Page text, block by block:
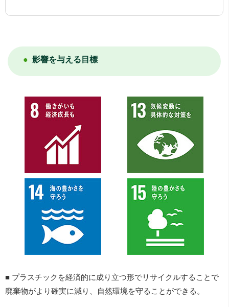
影響を与える目標
■ プラスチックを経済的に成り立つ形でリサイクルすることで
廃棄物がより確実に減り、自然環境を守ることができる。